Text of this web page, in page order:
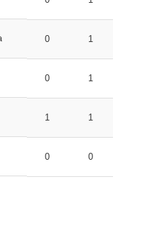
0 1
0 1
1 1
0 0